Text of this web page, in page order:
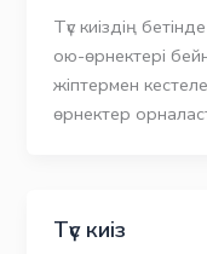
Түс киіздің
ою-өрнектері
жіптермен
өрнектер
Түс киіз